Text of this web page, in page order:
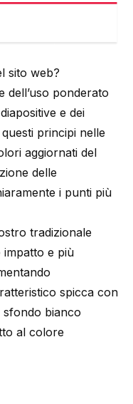
sito web?
dell’uso ponderato
e dei
principi nelle
aggiornati del
delle
i punti più
tradizionale
e più
spicca con
bianco
al colore